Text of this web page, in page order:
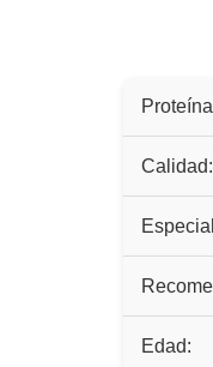
Calidad:
Edad: